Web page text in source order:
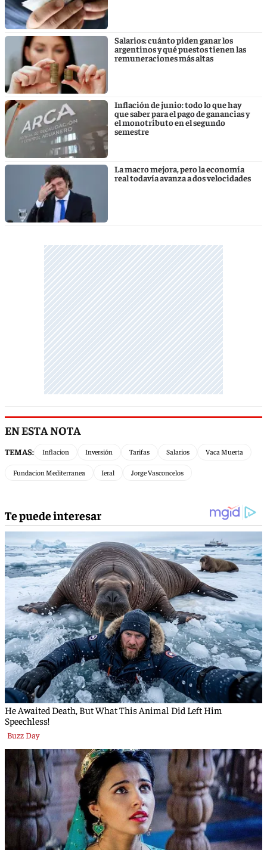
Salarios: cuánto piden ganar los
argentinos y qué puestos tienen las
remuneraciones más altas
Inflación de junio: todo lo que hay
que saber para el pago de ganancias y
el monotributo en el segundo
semestre
La macro mejora, pero la economía
real todavía avanza a dos velocidades
EN ESTA NOTA
TEMAS: Inflacion Inversión Tarifas Salarios Vaca Muerta
Fundacion Mediterranea Ieral Jorge Vasconcelos